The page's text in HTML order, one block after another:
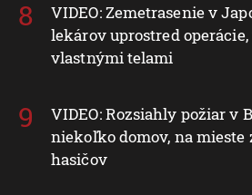
VIDEO: Zemetrasenie v
lekárov uprostred
vlastnými telami
VIDEO: Rozsiahly požiar v
niekoľko domov, na
hasičov